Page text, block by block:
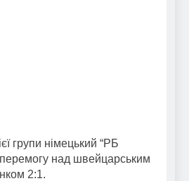
групи німецький “РБ
над швейцарським
2:1.